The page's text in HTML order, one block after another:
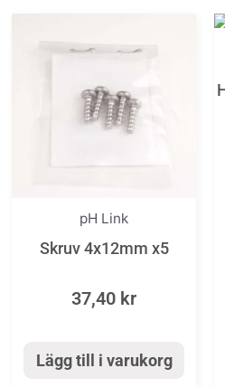
pH Link
Skruv 4x12mm x5
37,40 kr
Lägg till i varukorg